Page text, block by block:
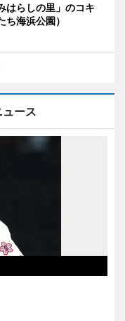
はらしの里」のコキ
海浜公園）
ース